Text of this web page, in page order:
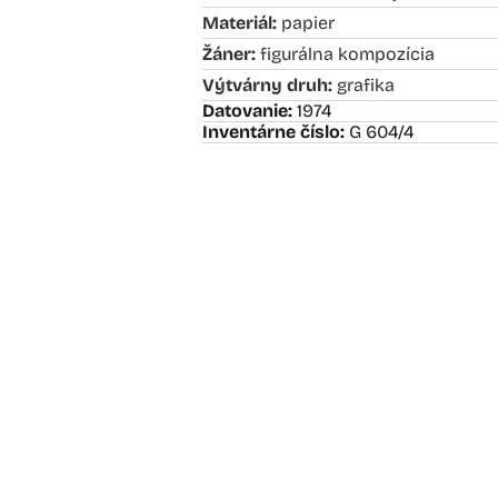
Materiál: papier
Žáner: figurálna kompozícia
Výtvárny druh: grafika
Datovanie: 1974
Inventárne číslo: G 604/4